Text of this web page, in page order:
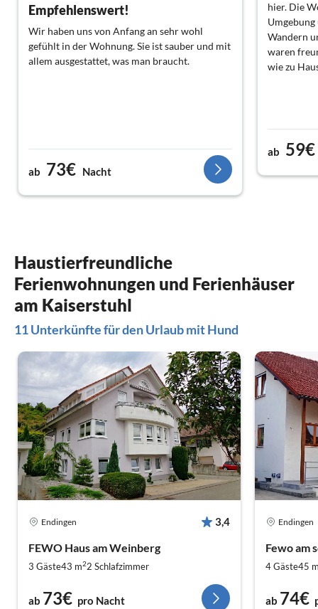
Empfehlenswert!
Wir haben uns von Anfang an sehr wohl
gefühlt in der Wohnung. Sie ist sauber und mit
allem ausgestattet, was man braucht.
ab 73€ Nacht
hier. Die
Wandern
waren
wie zu
ab 59€
Haustierfreundliche
Ferienwohnungen und Ferienhäuser
am Kaiserstuhl
11 Unterkünfte für den Urlaub mit Hund
Endingen 3,4
FEWO Haus am Weinberg
3 Gäste43 m22 Schlafzimmer
ab 73€ pro Nacht
Endingen
Fewo am
4 Gäste45
ab 74€